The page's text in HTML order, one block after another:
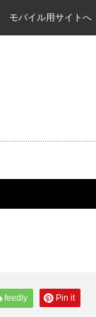
モバイル用サイトへ
feedly Pin it